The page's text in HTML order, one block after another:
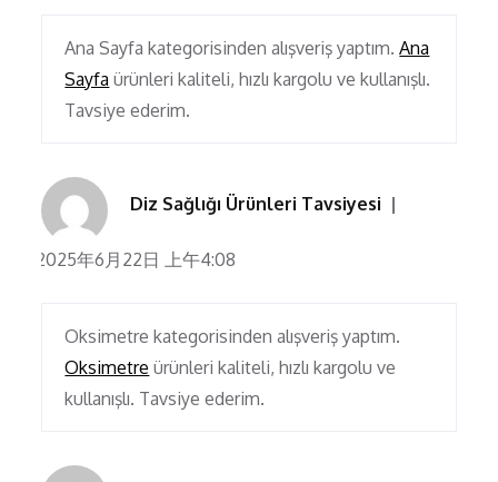
Ana Sayfa kategorisinden alışveriş yaptım.Ana
Sayfa ürünleri kaliteli, hızlı kargolu ve kullanışlı.
Tavsiye ederim.
Diz Sağlığı Ürünleri Tavsiyesi
2025年6月22日 上午4:08
Oksimetre kategorisinden alışveriş yaptım.
Oksimetre ürünleri kaliteli, hızlı kargolu ve
kullanışlı. Tavsiye ederim.